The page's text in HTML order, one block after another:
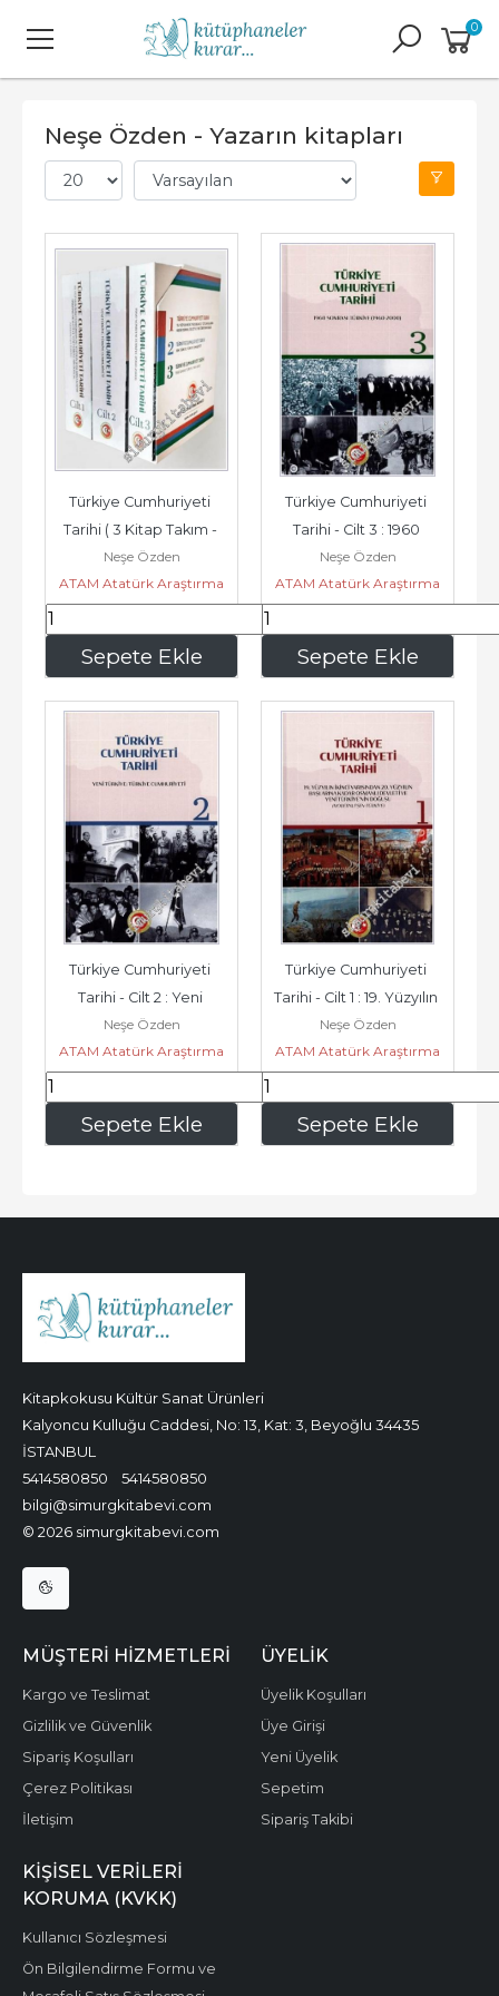
0
Neşe Özden - Yazarın kitapları
Sepete Ekle
Türkiye Cumhuriyeti
Tarihi ( 3 Kitap Takım -
Ciltsiz - Kutulu) -...
Neşe Özden
ATAM Atatürk Araştırma
Merkezi
1.883 ,30 Sepete Ekle
Türkiye Cumhuriyeti
Tarihi - Cilt 3 : 1960
Sonrası Türkiye (1960-
2000) -...
Neşe Özden
ATAM Atatürk Araştırma
Merkezi
425,50
Sepete Ekle
Türkiye Cumhuriyeti
Tarihi - Cilt 2 : Yeni
Türkiye: Türkiye
Cumhuriyeti...
Neşe Özden
ATAM Atatürk Araştırma
Merkezi
703,00 Sepete Ekle
Türkiye Cumhuriyeti
Tarihi - Cilt 1 : 19. Yüzyılın
İkinci Yarısından 20....
Neşe Özden
ATAM Atatürk Araştırma
Merkezi
666,00
Kitapkokusu Kültür Sanat Ürünleri
Kalyoncu Kulluğu Caddesi, No: 13, Kat: 3, Beyoğlu 34435
İSTANBUL
5414580850
5414580850
bilgi@simurgkitabevi.com
© 2026 simurgkitabevi.com
MÜŞTERI HIZMETLERI
Kargo ve Teslimat
Gizlilik ve Güvenlik
Sipariş Koşulları
Çerez Politikası
İletişim
ÜYELIK
Üyelik Koşulları
Üye Girişi
Yeni Üyelik
Sepetim
Sipariş Takibi
KIŞISEL VERILERI
KORUMA (KVKK)
Kullanıcı Sözleşmesi
Ön Bilgilendirme Formu ve